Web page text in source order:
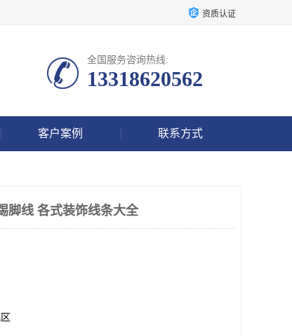
资质认证
全国服务咨询热线:
13318620562
客户案例 联系方式
脚线 各式装饰线条大全